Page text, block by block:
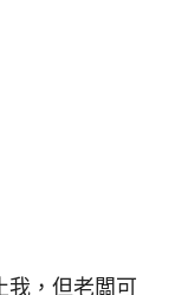
我，但老闆可